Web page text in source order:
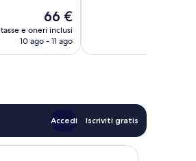
Il
prezzo
attuale
66 €
tasse e oneri inclusi
10 ago - 11 ago
Accedi Iscriviti gratis